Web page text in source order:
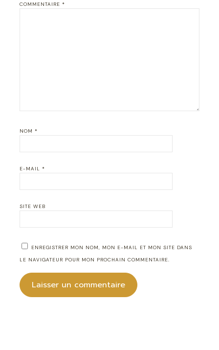
COMMENTAIRE *
NOM *
E-MAIL *
SITE WEB
ENREGISTRER MON NOM, MON E-MAIL ET MON SITE DANS
LE NAVIGATEUR POUR MON PROCHAIN COMMENTAIRE.